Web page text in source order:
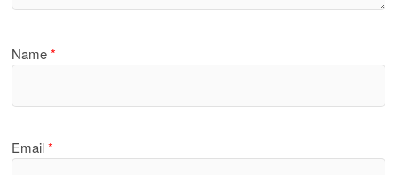
Name*
Email*